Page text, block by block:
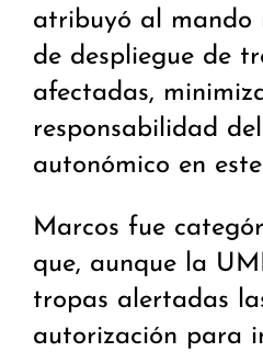
atribuyó al mando
de despliegue de
afectadas,
responsabilidad
autonómico en
Marcos fue
que, aunque la
tropas alertadas
autorización para